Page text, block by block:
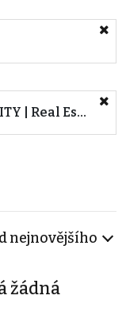
Radim Zajíček (HANDEL REALITY | Real Estate Agency & Production)
nejnovějšího
žádná